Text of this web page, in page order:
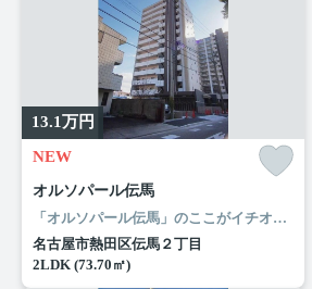
13.1万円
NEW
オルソパール伝馬
「オルソパール伝馬」のここがイチオシ。「オルソパール伝馬」のここがイチオシ。化粧品やスタイリング剤などをまとめて出して、サッと身支度を整えられる独立洗面台があります。留守中に注文した商品が届くので、配送時間を気にせず注文ができる宅配ボックスがあります。名古屋市熱田区で暮らすなら名古屋市営名城線熱田神宮伝馬町近くはいかかがでしょうか。ルームエージェント（リアルマークス）までご連絡ください。
名古屋市熱田区伝馬２丁目
2LDK (73.70㎡)